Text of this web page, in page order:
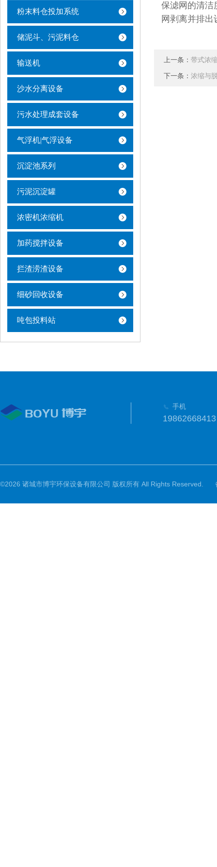
粉末料仓投加系统
储泥斗、污泥料仓
输送机
沙水分离设备
污水处理成套设备
气浮机|气浮设备
沉淀池系列
污泥沉淀罐
浓密机浓缩机
加药搅拌设备
拦渣涝渣设备
细砂回收设备
吨包投料站
保滤网的清洁
网剥离并排
上一条： 带式浓
下一条： 浓缩与
手机
19862668413
©2026 诸城市博宇环保设备有限公司 版权所有 All Rights Reserved.